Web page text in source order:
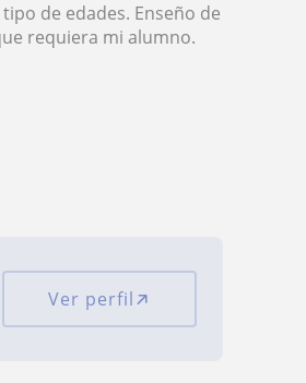
de edades. Enseño de
requiera mi alumno.
Ver perfil